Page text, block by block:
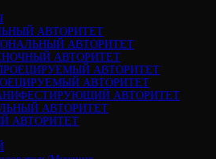
АВТОРИТЕТ
АВТОРИТЕТ
АВТОРИТЕТ
АВТОРИТЕТ
АВТОРИТЕТ
АВТОРИТЕТ
АВТОРИТЕТ
АВТОРИТЕТ